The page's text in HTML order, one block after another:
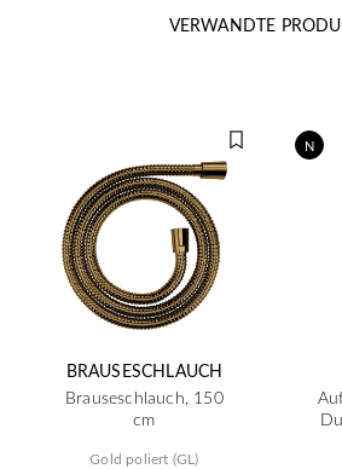
VERWANDTE
BRAUSESCHLAUCH
Brauseschlauch, 150
cm
Gold poliert (GL)
N